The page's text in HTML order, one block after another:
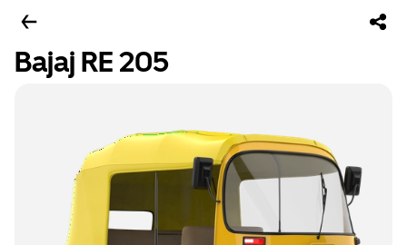
Bajaj RE 205